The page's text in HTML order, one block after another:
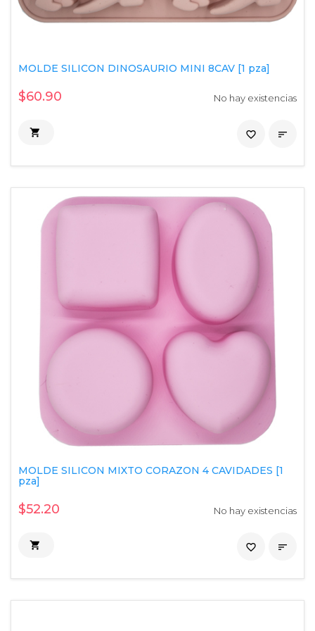
MOLDE SILICON DINOSAURIO MINI 8CAV [1 pza]
$60.90 No hay existencias
 
favorite_border
MOLDE SILICON MIXTO CORAZON 4 CAVIDADES [1
pza]
$52.20 No hay existencias
 
favorite_border